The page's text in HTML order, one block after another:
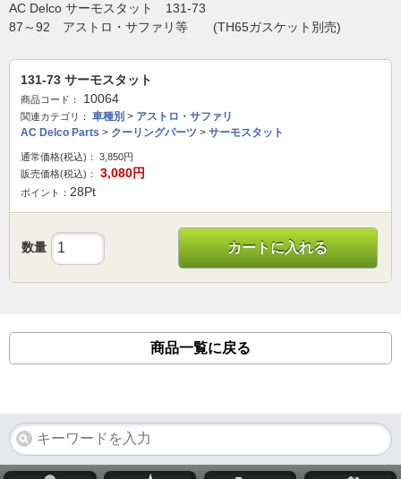
AC Delco サーモスタット 131-73
87～92 アストロ・サファリ等 (TH65ガスケット別売)
131-73 サーモスタット
商品コード： 10064
関連カテゴリ： 車種別 > アストロ・サファリ
AC Delco Parts > クーリングパーツ > サーモスタット
通常価格(税込)： 3,850円
販売価格(税込)：
3,080円
ポイント： 28Pt
数量 カートに入れる
商品一覧に戻る